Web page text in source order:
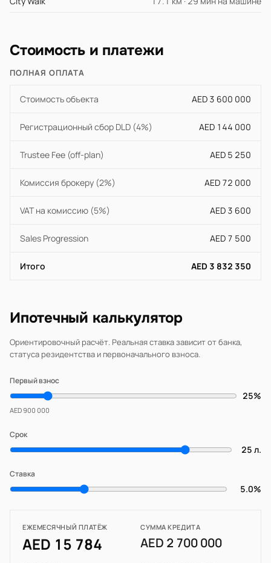
Стоимость и платежи
ПОЛНАЯ ОПЛАТА
Стоимость объекта AED 3 600 000
Регистрационный сбор DLD (4%) AED 144 000
Trustee Fee (off-plan) AED 5 250
Комиссия брокеру (2%) AED 72 000
VAT на комиссию (5%) AED 3 600
Sales Progression AED 7 500
Итого AED 3 832 350
Ипотечный калькулятор
Ориентировочный расчёт. Реальная ставка зависит от банка,
статуса резидентства и первоначального взноса.
Первый взнос
25%
AED 900 000
Срок
25 л.
Ставка
5.0%
ЕЖЕМЕСЯЧНЫЙ ПЛАТЁЖ
AED 15 784
СУММА КРЕДИТА
AED 2 700 000